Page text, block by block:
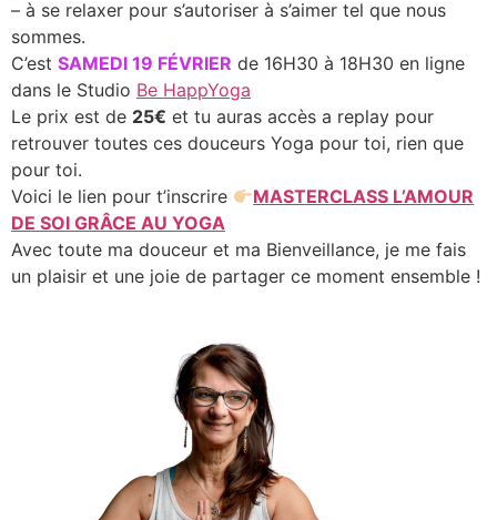
– à se relaxer pour s’autoriser à s’aimer tel que nous
sommes.
C’est SAMEDI 19 FÉVRIER de 16H30 à 18H30 en ligne
dans le Studio Be HappYoga
Le prix est de 25€ et tu auras accès a replay pour
retrouver toutes ces douceurs Yoga pour toi, rien que
pour toi.
Voici le lien pour t’inscrire
MASTERCLASS L’AMOUR
DE SOI GRÂCE AU YOGA
Avec toute ma douceur et ma Bienveillance, je me fais
un plaisir et une joie de partager ce moment ensemble !